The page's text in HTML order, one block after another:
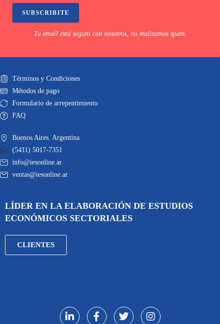
SUBSCRIBITE
Tu email está seguro con nosotros, no realizamos spam.
Términos y Condiciones
Métodos de pago
Formulario de arrepentimiento
FAQ
Buenos Aires. Argentina
(5411) 5017-7351
info@iesonline.ar
ventas@iesonline.ar
LÍDER EN LA ELABORACIÓN DE ESTUDIOS
ECONÓMICOS SECTORIALES
CLIENTES